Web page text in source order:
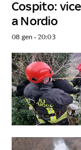
Cospito:
a Nordio
08 gen - 20:03